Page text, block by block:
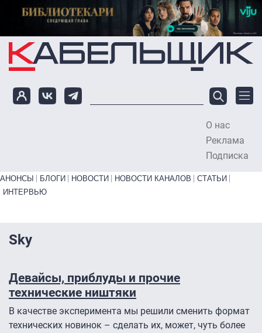
Перейти к основному содержанию
О нас
Реклама
Подписка
Primary links bottom
АНОНСЫ БЛОГИ НОВОСТИ НОВОСТИ КАНАЛОВ
СТАТЬИ
ИНТЕРВЬЮ
Sky
Девайсы, приблуды и прочие
технические ништяки
В качестве эксперимента мы решили сменить формат
технических новинок – сделать их, может, чуть более